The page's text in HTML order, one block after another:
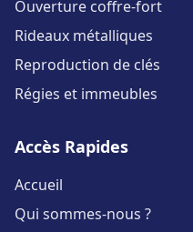
Ouverture coffre-fort
Rideaux métalliques
Reproduction de clés
Régies et immeubles
Accès Rapides
Accueil
Qui sommes-nous ?